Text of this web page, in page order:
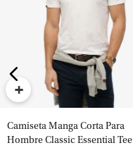
+
Camiseta Manga Corta Para
Hombre Classic Essential Tee